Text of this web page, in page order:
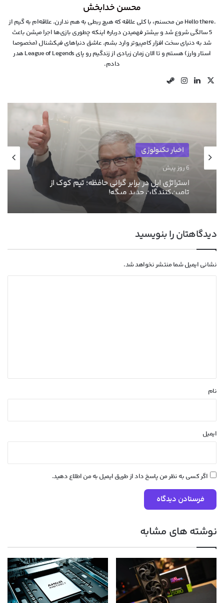
محسن خدابخش
.Hello there من محسنم، با کلی علاقه که هیچ ربطی به هم ندارن. علاقه‌ام به گیم از
5 سالگی شروع شد و بیشتر فهمیدن درباره اینکه چطوری بازی‌ها اجرا میشن باعث
شد به دنیای سخت افزار کامپیوتر وارد بشم. عاشق دنیاهای فیکشنال (مخصوصا
استار وارز) هستم و تا الان زمان زیادی از زندگیم رو پای League of Legends هدر
دادم.
X لینکدیناینستاگرام
اخبار سخت افزار
6 روز پیش
پس از انویدیا، AMD هم قصد افزایش قیمت
کارت‌های گرافیکش رو داره!
دیدگاهتان را بنویسید
نشانی ایمیل شما منتشر نخواهد شد.
نام
ایمیل
اگر کسی به نظر من پاسخ داد از طریق ایمیل به من اطلاع دهید.
نوشته های مشابه